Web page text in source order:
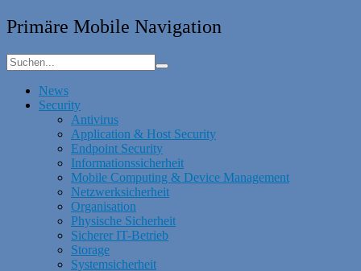
Primäre Mobile Navigation
News
Security
Antivirus
Application & Host Security
Endpoint Security
Informationssicherheit
Mobile Computing & Device Management
Netzwerksicherheit
Organisation
Physische Sicherheit
Sicherer IT-Betrieb
Storage
Systemsicherheit